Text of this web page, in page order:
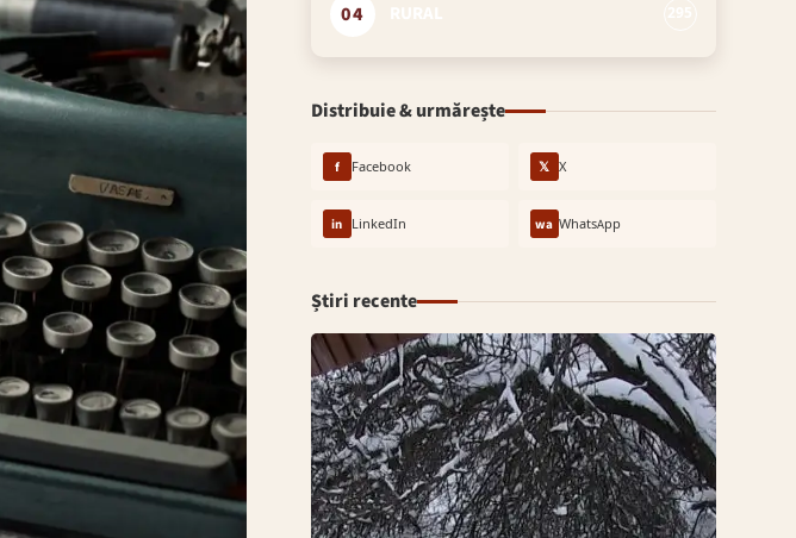
04
Distribuie & urmărește
f Facebook 𝕏 X
in LinkedIn wa WhatsApp
Știri recente